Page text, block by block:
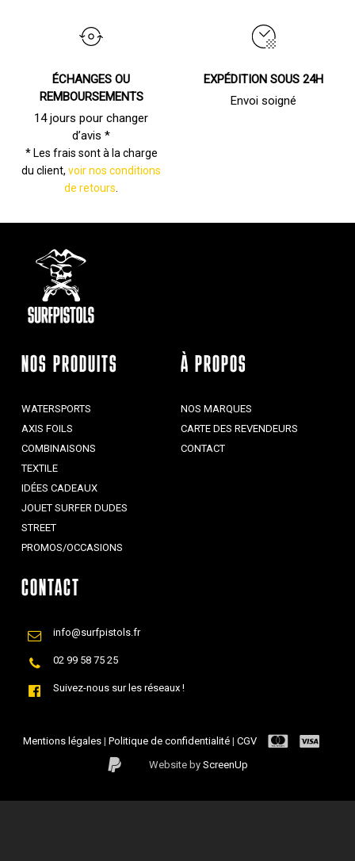
ÉCHANGES OU
REMBOURSEMENTS
14 jours pour changer
d’avis *
* Les frais sont à la charge
du client,voir nos conditions
de retours
EXPÉDITION SOUS 24H
Envoi soigné
NOS PRODUITS
WATERSPORTS
AXIS FOILS
COMBINAISONS
TEXTILE
IDÉES CADEAUX
JOUET SURFER DUDES
STREET
PROMOS/OCCASIONS
À PROPOS
NOS MARQUES
CARTE DES REVENDEURS
CONTACT
CONTACT
info@surfpistols.fr
02 99 58 75 25
Suivez-nous sur les réseaux !
Mentions légales|Politique de confidentialité|CGV
Website byScreenUp